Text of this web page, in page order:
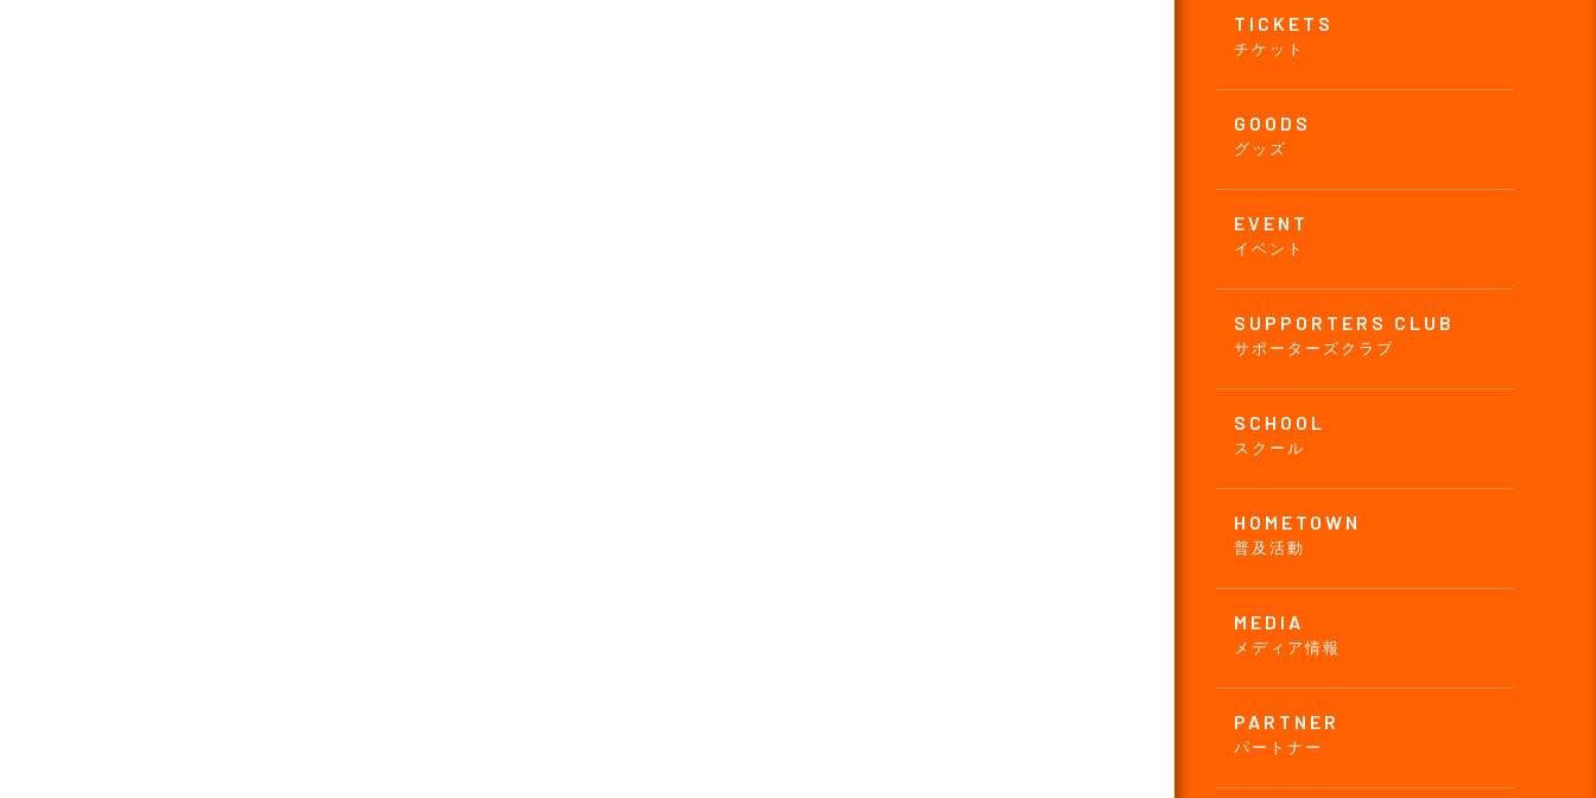
TICKETS
チケット
GOODS
グッズ
EVENT
イベント
SUPPORTERS CLUB
サポーターズクラブ
SCHOOL
スクール
HOMETOWN
普及活動
MEDIA
メディア情報
PARTNER
パートナー